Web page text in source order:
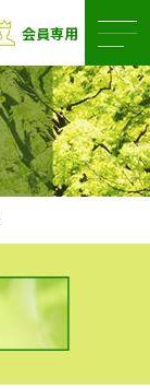
会員専用